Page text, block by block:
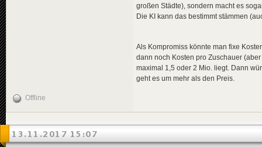
großen Städte), sondern macht es
Die KI kann das bestimmt stämmen
Als Kompromiss könnte man fixe
dann noch Kosten pro Zuschauer
maximal 1,5 oder 2 Mio. liegt. Dann
geht es um mehr als den Preis.
Offline
13.11.2017 15:07